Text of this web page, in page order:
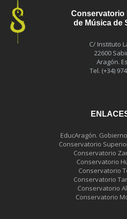
Conservatorio
de Música de
C/ Instituto
22600
Aragón.
Tel. (+34)
EducAragón.
Conservatorio
Conservatorio
Conservatorio
Conservatorio
Conservatorio
Conservatorio
Conservatorio